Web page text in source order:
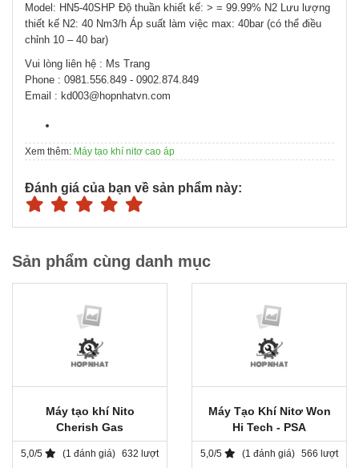
Model: HN5-40SHP Độ thuần khiết kế: > = 99.99% N2 Lưu lượng
thiết kế N2: 40 Nm3/h Áp suất làm việc max: 40bar (có thể điều
chỉnh 10 – 40 bar)
Vui lòng liên hệ : Ms Trang
Phone : 0981.556.849 - 0902.874.849
Email : kd003@hopnhatvn.com
Xem thêm: Máy tạo khí nitơ cao áp
Đánh giá của bạn về sản phẩm này:
Sản phẩm cùng danh mục
Máy tạo khí Nito
Cherish Gas
5,0/5 (1 đánh giá) 632 lượt
Máy Tạo Khí Nitơ Won
Hi Tech - PSA
5,0/5 (1 đánh giá) 566 lượt